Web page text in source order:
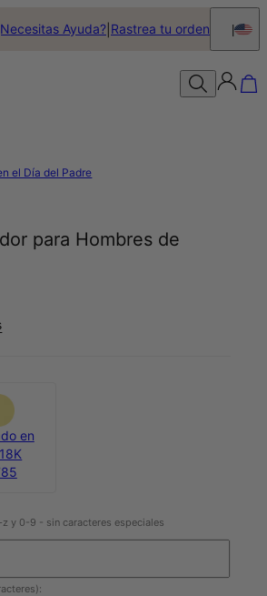
Ayuda? Rastrea tu orden
el Día del Padre
para Hombres de
en
y 0-9 - sin caracteres especiales